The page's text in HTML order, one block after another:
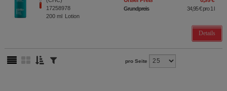
17258978
200 ml Lotion
Grundpreis 34,95 €pro 1 l
Details
pro Seite